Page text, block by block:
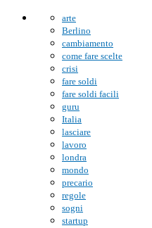
arte
Berlino
cambiamento
come fare scelte
crisi
fare soldi
fare soldi facili
guru
Italia
lasciare
lavoro
londra
mondo
precario
regole
sogni
startup